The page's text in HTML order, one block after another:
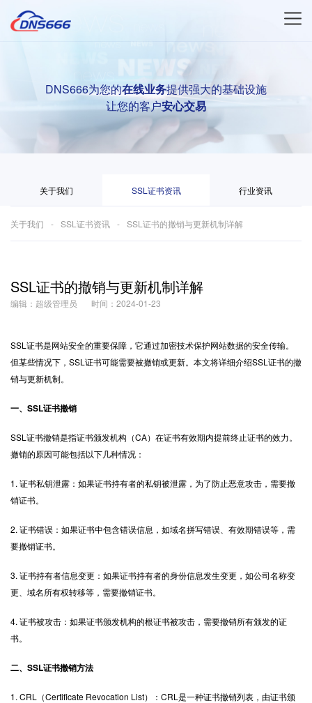
DNS666为您的在线业务提供强大的基础设施
让您的客户安心交易
关于我们 SSL证书资讯 行业资讯
关于我们 SSL证书资讯 SSL证书的撤销与更新机制详解
SSL证书的撤销与更新机制详解
编辑：超级管理员 时间：2024-01-23
SSL证书是网站安全的重要保障，它通过加密技术保护网站数据的安全传输。
但某些情况下，SSL证书可能需要被撤销或更新。本文将详细介绍SSL证书的撤
销与更新机制。
一、SSL证书撤销
SSL证书撤销是指证书颁发机构（CA）在证书有效期内提前终止证书的效力。
撤销的原因可能包括以下几种情况：
1. 证书私钥泄露：如果证书持有者的私钥被泄露，为了防止恶意攻击，需要撤
销证书。
2. 证书错误：如果证书中包含错误信息，如域名拼写错误、有效期错误等，需
要撤销证书。
3. 证书持有者信息变更：如果证书持有者的身份信息发生变更，如公司名称变
更、域名所有权转移等，需要撤销证书。
4. 证书被攻击：如果证书颁发机构的根证书被攻击，需要撤销所有颁发的证
书。
二、SSL证书撤销方法
1. CRL（Certificate Revocation List）：CRL是一种证书撤销列表，由证书颁